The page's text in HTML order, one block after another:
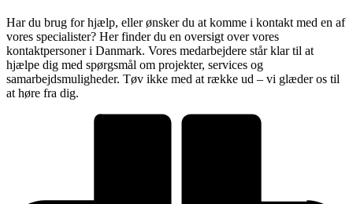
Har du brug for hjælp, eller ønsker du at komme i kontakt med en af
vores specialister? Her finder du en oversigt over vores
kontaktpersoner i Danmark. Vores medarbejdere står klar til at
hjælpe dig med spørgsmål om projekter, services og
samarbejdsmuligheder. Tøv ikke med at række ud – vi glæder os til
at høre fra dig.